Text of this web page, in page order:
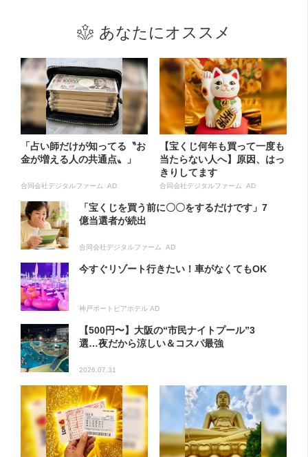
あなたにオススメ
「占い師だけが知ってる〝お
金が増える人の共通点〟」
合同会社デジタルファーム AD
【宝くじ何年も買って一度も
当たらない人へ】原因、はっ
きりしてます
合同会社デジタルファーム AD
「宝くじを買う前に〇〇をするだけです」7
億当選者が続出
合同会社デジタルファーム AD
今すぐリゾート行きたい！車がなくてもOK
神戸ポートピアホテル AD
【500円〜】大阪の“市民ナイトプール”3
選…夜だから涼しい＆コスパ最強
2026.07.31